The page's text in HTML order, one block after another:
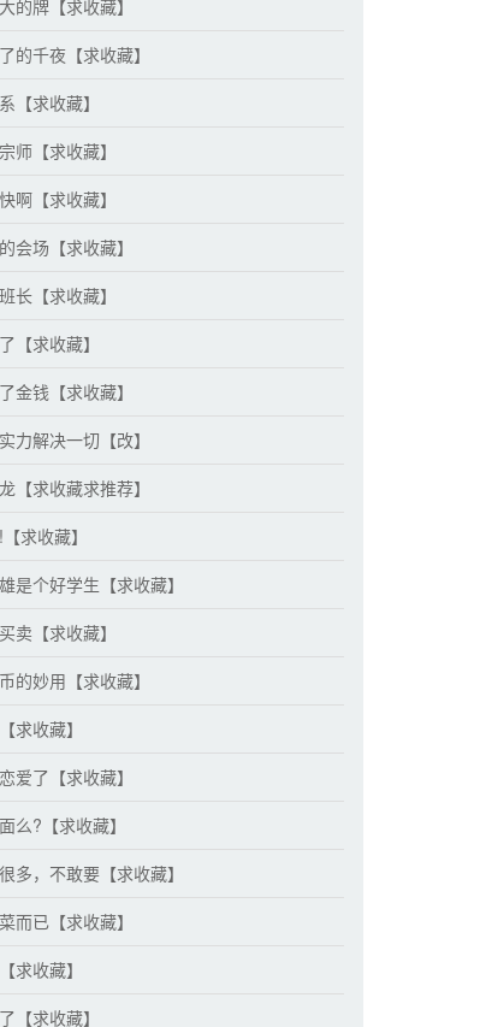
的牌【求收藏】
的千夜【求收藏】
【求收藏】
师【求收藏】
啊【求收藏】
会场【求收藏】
长【求收藏】
【求收藏】
金钱【求收藏】
力解决一切【改】
【求收藏求推荐】
求收藏】
是个好学生【求收藏】
卖【求收藏】
的妙用【求收藏】
求收藏】
爱了【求收藏】
么?【求收藏】
多，不敢要【求收藏】
而已【求收藏】
求收藏】
【求收藏】